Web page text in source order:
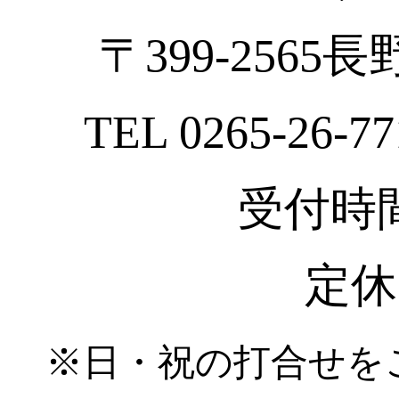
〒399-2565長
TEL 0265-26-
受付時
定
※日・祝の打合せを